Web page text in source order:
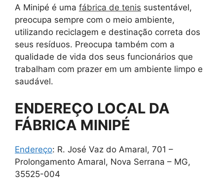
A Minipé é uma fábrica de tenis sustentável,
preocupa sempre com o meio ambiente,
utilizando reciclagem e destinação correta dos
seus resíduos. Preocupa também com a
qualidade de vida dos seus funcionários que
trabalham com prazer em um ambiente limpo e
saudável.
ENDEREÇO LOCAL DA
FÁBRICA MINIPÉ
Endereço: R. José Vaz do Amaral, 701 –
Prolongamento Amaral, Nova Serrana – MG,
35525-004